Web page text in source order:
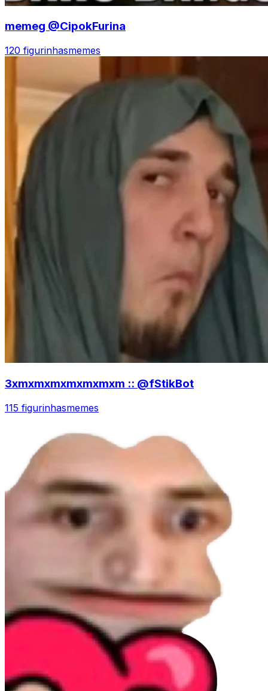
memeg @CipokFurina
120 figurinhasmemes
3xmxmxmxmxmxmxm :: @fStikBot
115 figurinhasmemes